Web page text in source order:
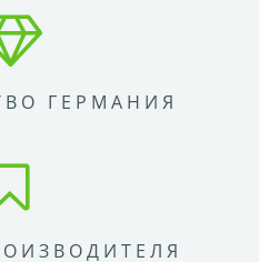
ГЕРМАНИЯ